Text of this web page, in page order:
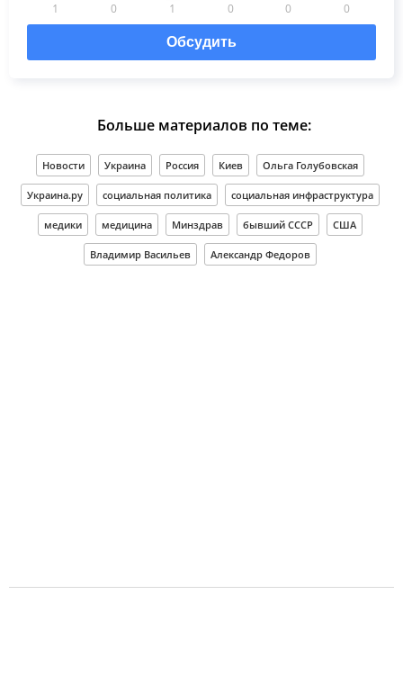
1 0 1 0 0 0
Обсудить
Больше материалов по теме:
Новости Украина Россия Киев Ольга Голубовская
Украина.ру социальная политика социальная инфраструктура
медики медицина Минздрав бывший СССР США
Владимир Васильев Александр Федоров